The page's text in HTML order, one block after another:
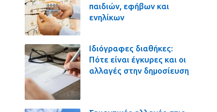
παιδιών, εφήβων και
ενηλίκων
Ιδιόγραφες διαθήκες:
Πότε είναι έγκυρες και οι
αλλαγές στην δημοσίευση